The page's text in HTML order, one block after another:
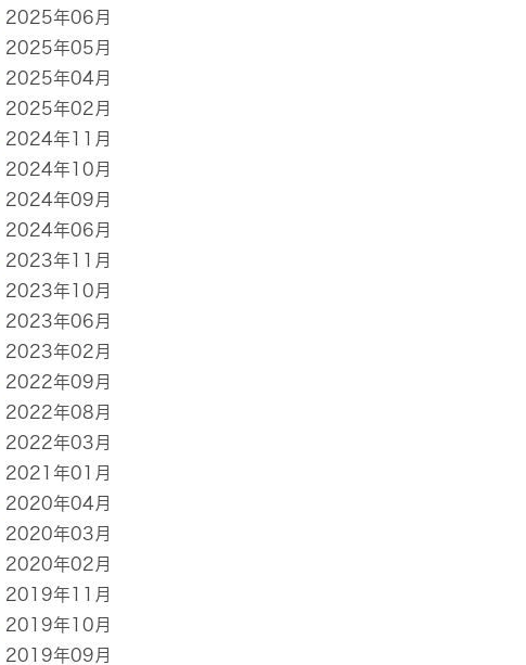
2025年06月
2025年05月
2025年04月
2025年02月
2024年11月
2024年10月
2024年09月
2024年06月
2023年11月
2023年10月
2023年06月
2023年02月
2022年09月
2022年08月
2022年03月
2021年01月
2020年04月
2020年03月
2020年02月
2019年11月
2019年10月
2019年09月